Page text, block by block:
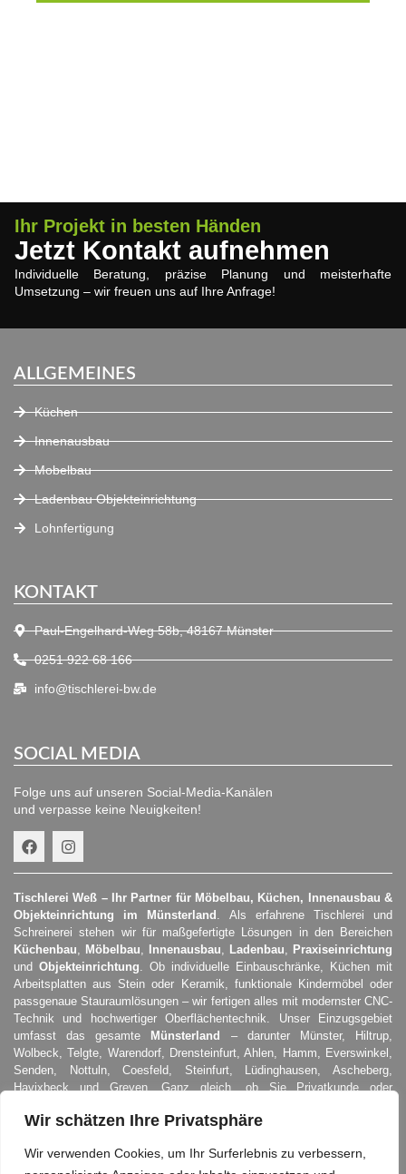
Wir schätzen Ihre Privatsphäre
Wir verwenden Cookies, um Ihr Surferlebnis zu verbessern,
Ihr Projekt in besten Händen
Jetzt Kontakt aufnehmen
Individuelle Beratung, präzise Planung und meisterhafte
Umsetzung – wir freuen uns auf Ihre Anfrage!
ALLGEMEINES
Küchen
Innenausbau
Mobelbau
Ladenbau Objekteinrichtung
Lohnfertigung
KONTAKT
Paul-Engelhard-Weg 58b, 48167 Münster
0251 922 68 166
info@tischlerei-bw.de
SOCIAL MEDIA
Folge uns auf unseren Social-Media-Kanälen
und verpasse keine Neuigkeiten!
Tischlerei Weß – Ihr Partner für Möbelbau, Küchen, Innenausbau &
Objekteinrichtung im Münsterland . Als erfahrene Tischlerei und
Schreinerei stehen wir für maßgefertigte Lösungen in den Bereichen
Küchenbau, Möbelbau, Innenausbau, Ladenbau, Praxiseinrichtung
und Objekteinrichtung. Ob individuelle Einbauschränke, Küchen mit
Arbeitsplatten aus Stein oder Keramik, funktionale Kindermöbel oder
passgenaue Stauraumlösungen – wir fertigen alles mit modernster CNC-
Technik und hochwertiger Oberflächentechnik. Unser Einzugsgebiet
umfasst das gesamte
Münsterland
– darunter Münster, Hiltrup,
Wolbeck, Telgte, Warendorf, Drensteinfurt, Ahlen, Hamm, Everswinkel,
Senden, Nottuln, Coesfeld, Steinfurt, Lüdinghausen, Ascheberg,
Havixbeck und Greven. Ganz gleich, ob Sie Privatkunde oder
zu Ihren Anforderungen passen. Verlassen Sie sich auf Qualität,
zuverlässig, regional.